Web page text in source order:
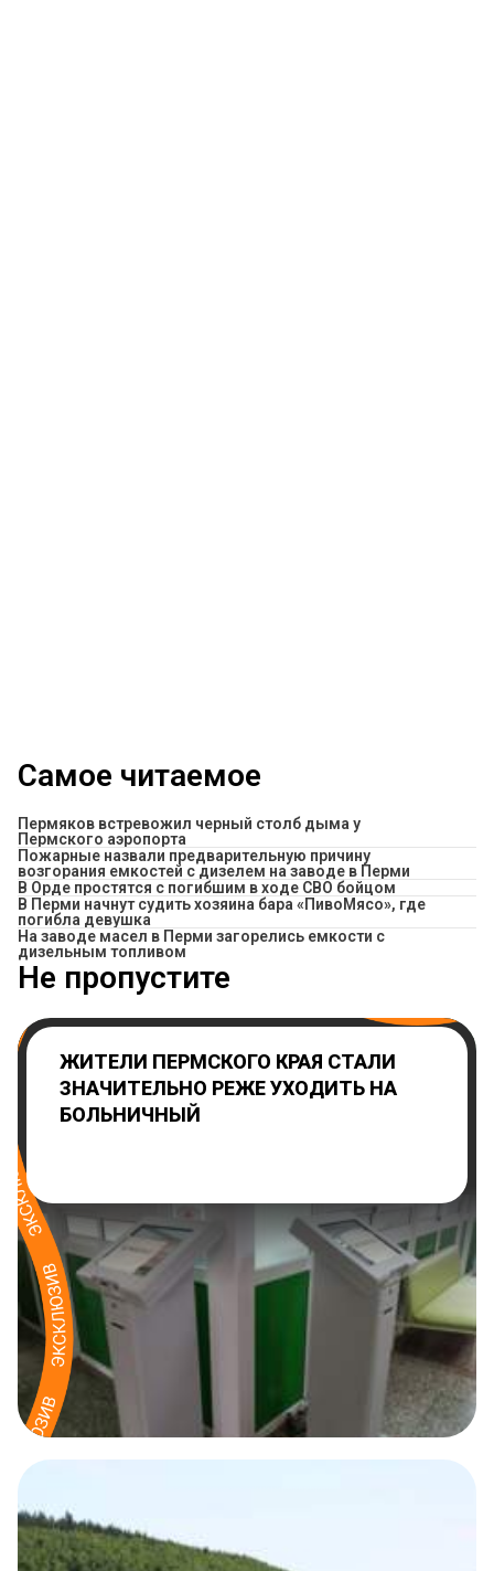
Самое читаемое
Пермяков встревожил черный столб дыма у
Пермского аэропорта
Пожарные назвали предварительную причину
возгорания емкостей с дизелем на заводе в Перми
В Орде простятся с погибшим в ходе СВО бойцом
​В Перми начнут судить хозяина бара «ПивоМясо», где
погибла девушка
На заводе масел в Перми загорелись емкости с
дизельным топливом
Не пропустите
ЖИТЕЛИ ПЕРМСКОГО КРАЯ СТАЛИ
ЗНАЧИТЕЛЬНО РЕЖЕ УХОДИТЬ НА
БОЛЬНИЧНЫЙ